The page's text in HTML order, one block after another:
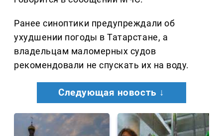
Ранее синоптики предупреждали об
ухудшении погоды в Татарстане, а
владельцам маломерных судов
рекомендовали не спускать их на воду.
Следующая новость ↓